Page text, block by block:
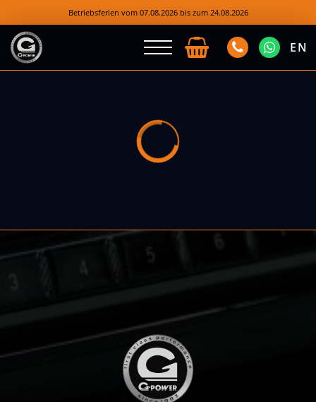
Betriebsferien vom 07.08.2026 bis zum 24.08.2026
EN